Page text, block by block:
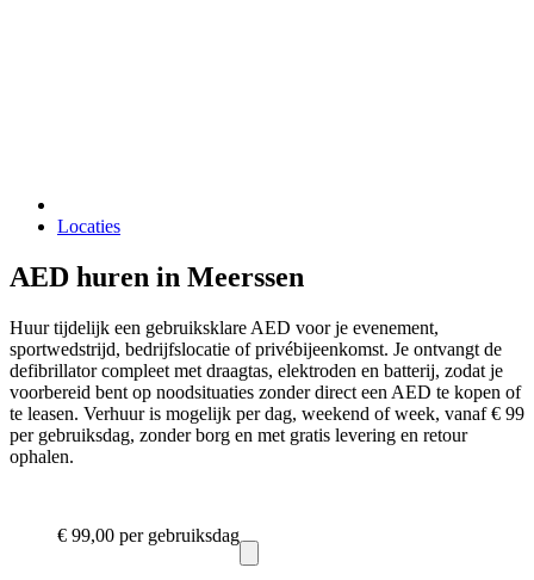
Locaties
AED huren in Meerssen
Huur tijdelijk een gebruiksklare AED voor je evenement,
sportwedstrijd, bedrijfslocatie of privébijeenkomst. Je ontvangt de
defibrillator compleet met draagtas, elektroden en batterij, zodat je
voorbereid bent op noodsituaties zonder direct een AED te kopen of
te leasen. Verhuur is mogelijk per dag, weekend of week, vanaf € 99
per gebruiksdag, zonder borg en met gratis levering en retour
ophalen.
€ 99,00 per gebruiksdag